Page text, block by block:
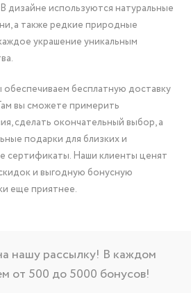
дизайне используются натуральные
а также редкие природные
украшение уникальным
бесплатную доставку
вы сможете примерить
сделать окончательный выбор, а
подарки для близких и
сертификаты. Наши клиенты ценят
и выгодную бонусную
еще приятнее.
нашу рассылку! В каждом
от 500 до 5000 бонусов!